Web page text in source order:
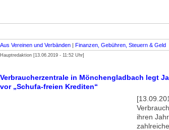
Aus Vereinen und Verbänden | Finanzen, Gebühren, Steuern & Geld
Hauptredaktion [13.06.2019 - 11:52 Uhr]
Verbraucherzentrale in Mönchengladbach legt
vor „Schufa-freien Krediten“
ihren